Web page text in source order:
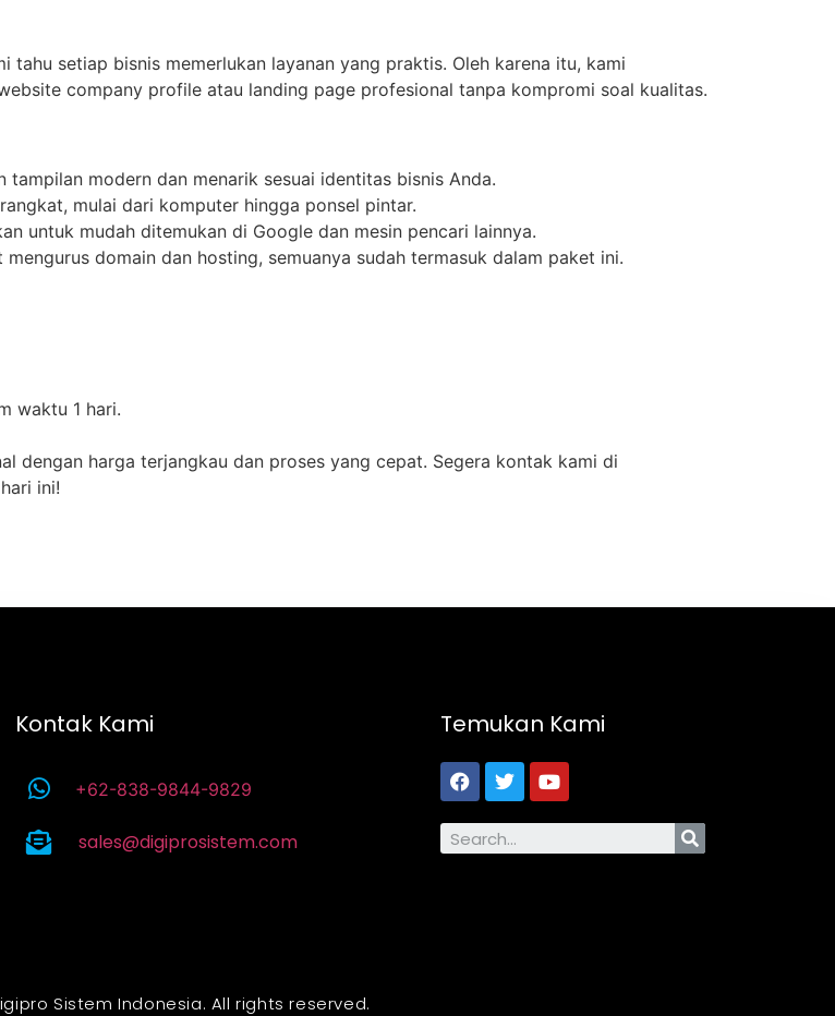
setiap bisnis memerlukan layanan yang praktis. Oleh karena itu, kami
company profile atau landing page profesional tanpa kompromi soal kualitas.
tampilan modern dan menarik sesuai identitas bisnis Anda.
mulai dari komputer hingga ponsel pintar.
untuk mudah ditemukan di Google dan mesin pencari lainnya.
domain dan hosting, semuanya sudah termasuk dalam paket ini.
waktu 1 hari.
dengan harga terjangkau dan proses yang cepat. Segera kontak kami di
ini!
Kontak Kami
+62-838-9844-9829
sales@digiprosistem.com
Temukan Kami
Sistem Indonesia. All rights reserved.